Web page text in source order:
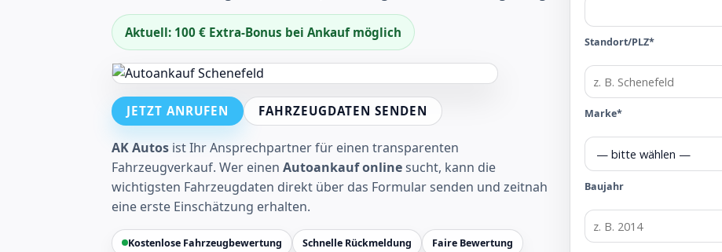
Aktuell: 100 € Extra-Bonus bei Ankauf möglich
JETZT ANRUFEN FAHRZEUGDATEN SENDEN
AK Autos ist Ihr Ansprechpartner für einen transparenten
Fahrzeugverkauf. Wer einen Autoankauf onlinesucht, kann die
wichtigsten Fahrzeugdaten direkt über das Formular senden und zeitnah
eine erste Einschätzung erhalten.
Kostenlose Fahrzeugbewertung Schnelle Rückmeldung Faire Bewertung
Standort/PLZ*
Marke*
Baujahr